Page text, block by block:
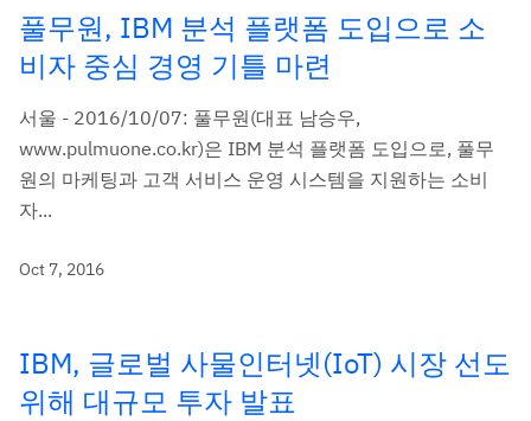
풀무원, IBM 분석 플랫폼 도입으로 소
비자 중심 경영 기틀 마련
서울 - 2016/10/07: 풀무원(대표 남승우,
www.pulmuone.co.kr)은 IBM 분석 플랫폼 도입으로, 풀무
원의 마케팅과 고객 서비스 운영 시스템을 지원하는 소비
자...
Oct 7, 2016
IBM, 글로벌 사물인터넷(IoT) 시장 선도
위해 대규모 투자 발표